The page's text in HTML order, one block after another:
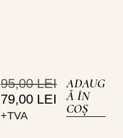
95,00LEI
79,00 LEI
+TVA
ADAUG
Ă ÎN
COȘ